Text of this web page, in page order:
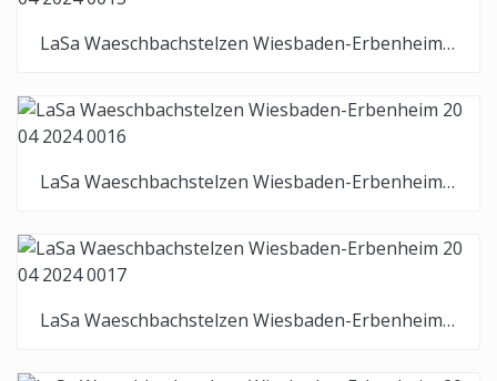
LaSa Waeschbachstelzen Wiesbaden-Erbenheim 20 04 2024 0015
LaSa Waeschbachstelzen Wiesbaden-Erbenheim 20 04 2024 0016
LaSa Waeschbachstelzen Wiesbaden-Erbenheim 20 04 2024 0017